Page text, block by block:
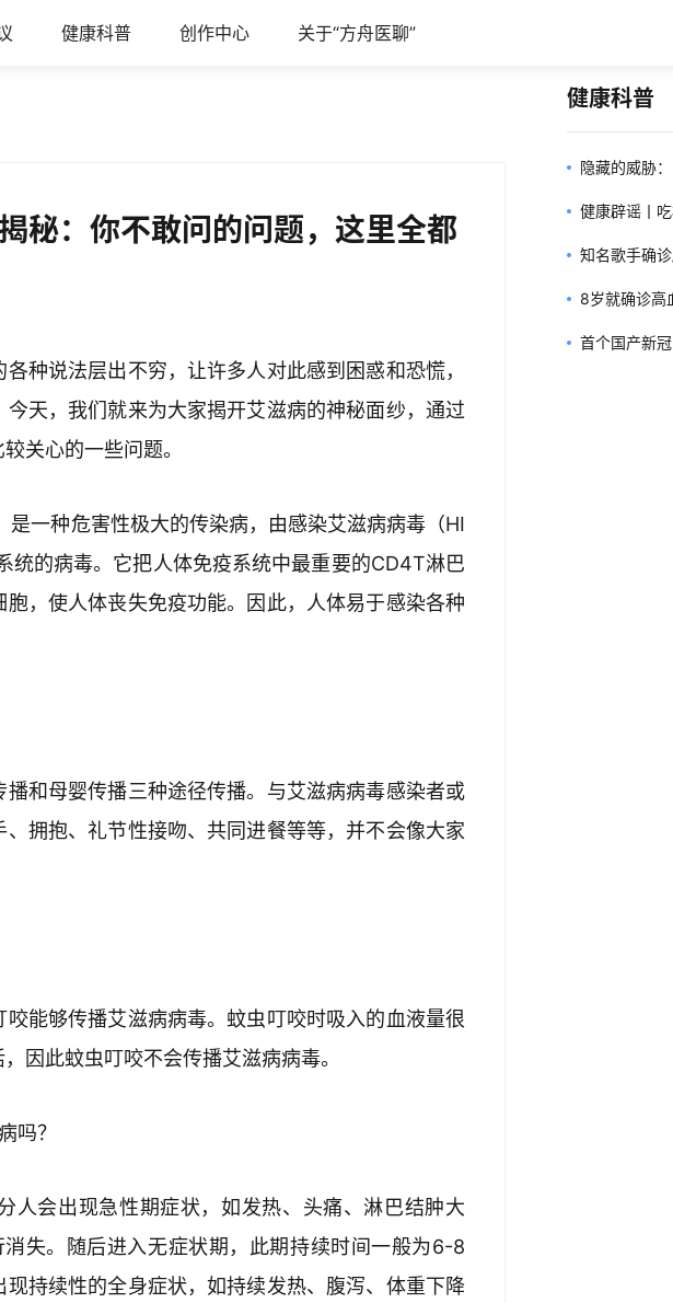
健康科普 创作中心 关于“方舟医聊”
秘：你不敢问的问题，这里全都
种说法层出不穷，让许多人对此感到困惑和恐慌，
天，我们就来为大家揭开艾滋病的神秘面纱，通过
关心的一些问题。
是一种危害性极大的传染病，由感染艾滋病病毒（HI
统的病毒。它把人体免疫系统中最重要的CD4T淋巴
，使人体丧失免疫功能。因此，人体易于感染各种
和母婴传播三种途径传播。与艾滋病病毒感染者或
拥抱、礼节性接吻、共同进餐等等，并不会像大家
能够传播艾滋病病毒。蚊虫叮咬时吸入的血液量很
因此蚊虫叮咬不会传播艾滋病病毒。
吗？
人会出现急性期症状，如发热、头痛、淋巴结肿大
失。随后进入无症状期，此期持续时间一般为6-8
持续性的全身症状，如持续发热、腹泻、体重下降
健康科普
隐藏的威胁
疗？
健康辟谣丨
些营养传说
知名歌手确
定小心这六
8岁就确诊高
孩子如果有
首个国产新